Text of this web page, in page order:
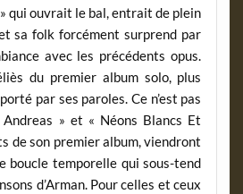
qui ouvrait le bal, entrait de plein
sa folk forcément surprend par
avec les précédents opus.
du premier album solo, plus
par ses paroles. Ce n’est pas
» et « Néons Blancs Et
de son premier album, viendront
boucle temporelle qui sous-tend
d’Arman. Pour celles et ceux